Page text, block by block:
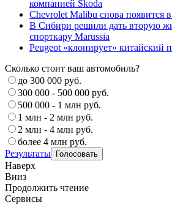
компанией Skoda
Chevrolet Malibu снова появится
В Сибири решили дать вторую
спорткару Marussia
Peugeot «клонирует» китайский
Сколько стоит ваш автомобиль?
до 300 000 руб.
300 000 - 500 000 руб.
500 000 - 1 млн руб.
1 млн - 2 млн руб.
2 млн - 4 млн руб.
более 4 млн руб.
Результаты
Наверх
Вниз
Продолжить чтение
Сервисы